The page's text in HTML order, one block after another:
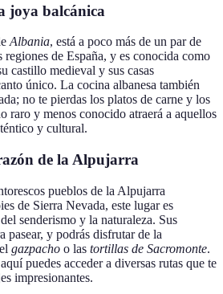
joya balcánica
Albania, está a poco más de un par de
regiones de España, y es conocida como
castillo medieval y sus casas
único. La cocina albanesa también
no te pierdas los platos de carne y los
raro y menos conocido atraerá a aquellos
y cultural.
de la Alpujarra
pueblos de la Alpujarra
de Sierra Nevada, este lugar es
senderismo y la naturaleza. Sus
pasear, y podrás disfrutar de la
gazpacho o las tortillas de Sacromonte.
puedes acceder a diversas rutas que te
impresionantes.